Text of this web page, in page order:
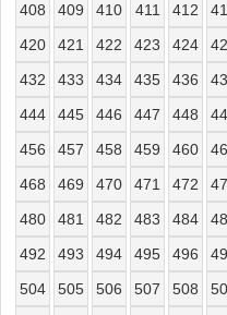
408
409 410 411 412
420
421 422 423 424
432
433 434 435 436
444
445 446 447 448
456
457 458 459 460
468
469 470 471 472
480
481 482 483 484
492
493 494 495 496
504
505 506 507 508